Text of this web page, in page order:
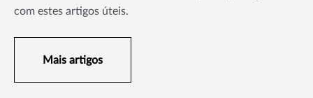
com estes artigos úteis.
Mais artigos